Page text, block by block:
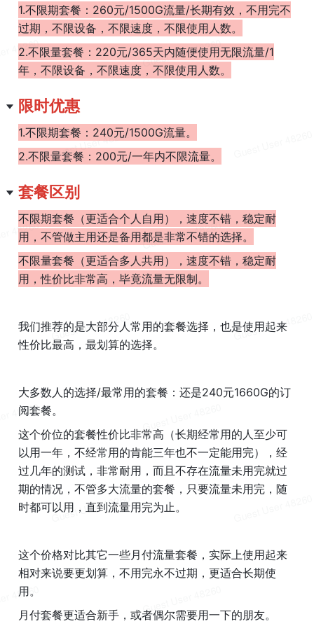
1.不限期套餐：260元/1500G流量/长期有效，不用完不
过期，不限设备，不限速度，不限使用人数。
2.不限量套餐：220元/365天内随便使用无限流量/1
年，不限设备，不限速度，不限使用人数。
限时优惠
1.不限期套餐：240元/1500G流量。
2.不限量套餐：200元/一年内不限流量。
套餐区别
不限期套餐（更适合个人自用），速度不错，稳定耐
用，不管做主用还是备用都是非常不错的选择。
不限量套餐（更适合多人共用），速度不错，稳定耐
用，性价比非常高，毕竟流量无限制。
我们推荐的是大部分人常用的套餐选择，也是使用起来
性价比最高，最划算的选择。
大多数人的选择/最常用的套餐：还是240元1660G的订
阅套餐。
这个价位的套餐性价比非常高（长期经常用的人至少可
以用一年，不经常用的肯能三年也不一定能用完），经
过几年的测试，非常耐用，而且不存在流量未用完就过
期的情况，不管多大流量的套餐，只要流量未用完，随
时都可以用，直到流量用完为止。
这个价格对比其它一些月付流量套餐，实际上使用起来
相对来说要更划算，不用完永不过期，更适合长期使
用。
月付套餐更适合新手，或者偶尔需要用一下的朋友。